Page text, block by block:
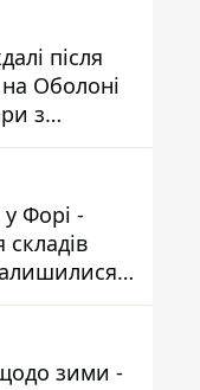
після
Оболоні
з
Форі -
зими -